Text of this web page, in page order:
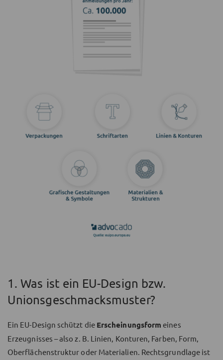
1. Was ist ein EU-Design bzw.
Unionsgeschmacksmuster?
Ein EU-Design schützt die Erscheinungsform eines
Erzeugnisses – also z. B. Linien, Konturen, Farben, Form,
Oberflächenstruktur oder Materialien. Rechtsgrundlage ist